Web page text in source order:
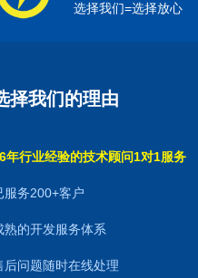
选择我们=选择放心
择我们的理由
年行业经验的技术顾问1对1服务
服务200+客户
熟的开发服务体系
后问题随时在线处理